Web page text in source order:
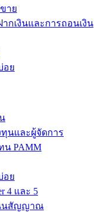
าย
ากเงินและการถอนเงิน
อย
นและผู้จัดการ
น PAMM
อย
4 และ 5
นสัญญาณ